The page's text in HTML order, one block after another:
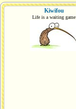
Kiwifou
Life is a waiting game